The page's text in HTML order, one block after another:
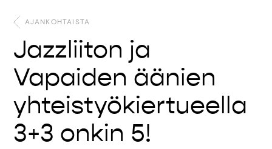
AJANKOHTAISTA
Jazzliiton ja
Vapaiden äänien
yhteistyökiertueella
3+3 onkin 5!